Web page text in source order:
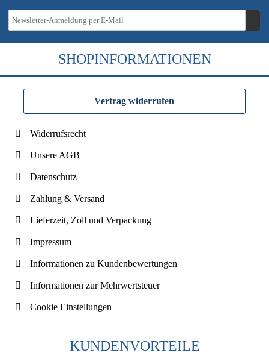
SHOPINFORMATIONEN
Vertrag widerrufen
Widerrufsrecht
Unsere AGB
Datenschutz
Zahlung & Versand
Lieferzeit, Zoll und Verpackung
Impressum
Informationen zu Kundenbewertungen
Informationen zur Mehrwertsteuer
Cookie Einstellungen
KUNDENVORTEILE